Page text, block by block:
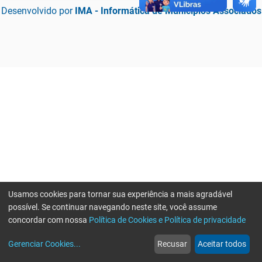
Desenvolvido por IMA - Informática de Municípios Associados
web
Notícias
more_horiz
Mais
Usamos cookies para tornar sua experiência a mais agradável
possível. Se continuar navegando neste site, você assume
concordar com nossa Política de Cookies e Política de privacidade
Gerenciar Cookies... Recusar Aceitar todos
Erro ao enviar informações, por favor tente novamente